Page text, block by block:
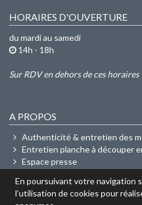
HORAIRES D'OUVERTURE
du mardi au samedi
14h - 18h
Sur RDV en dehors de ces horaires
A PROPOS
Authenticité & entretien des
Entretien planche à découper
Espace presse
Copyright © 2008 -
En poursuivant votre navigation
l’utilisation de cookies pour